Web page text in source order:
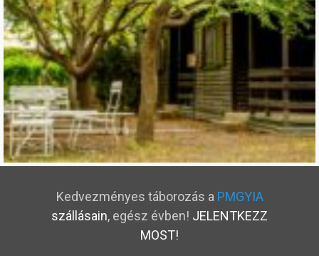
Kedvezményes táborozás a PMGYIA
szállásain, egész évben! JELENTKEZZ
MOST!